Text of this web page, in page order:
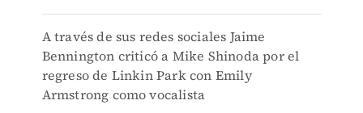
A través de sus redes sociales Jaime
Bennington criticó a Mike Shinoda por el
regreso de Linkin Park con Emily
Armstrong como vocalista